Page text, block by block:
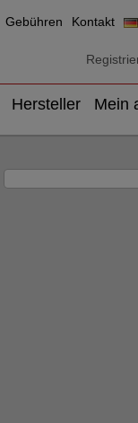
Gebühren Kontakt
Hersteller Mein